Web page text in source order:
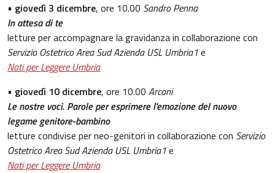
• giovedì 3 dicembre, ore 10.00 Sandro Penna
In attesa di te
letture per accompagnare la gravidanza in collaborazione con
Servizio Ostetrico Area Sud Azienda USL Umbria1e
Nati per Leggere Umbria
• giovedì 10 dicembre, ore 10.00 Arconi
Le nostre voci. Parole per esprimere l'emozione del nuovo
legame genitore-bambino
letture condivise per neo-genitori in collaborazione con Servizio
Ostetrico Area Sud Azienda USL Umbria1e
Nati per Leggere Umbria